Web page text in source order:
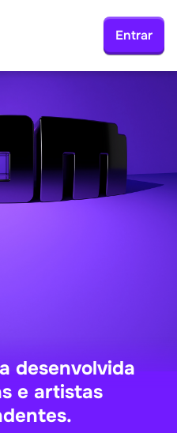
Entrar
desenvolvida
e artistas